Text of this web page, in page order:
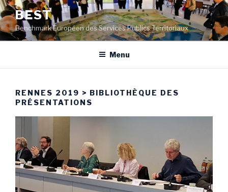
Aller
au
contenu
principal
BEST
Benchmark Européen des Services Publics Territoriaux
Menu
RENNES 2019 > BIBLIOTHÈQUE DES
PRÉSENTATIONS